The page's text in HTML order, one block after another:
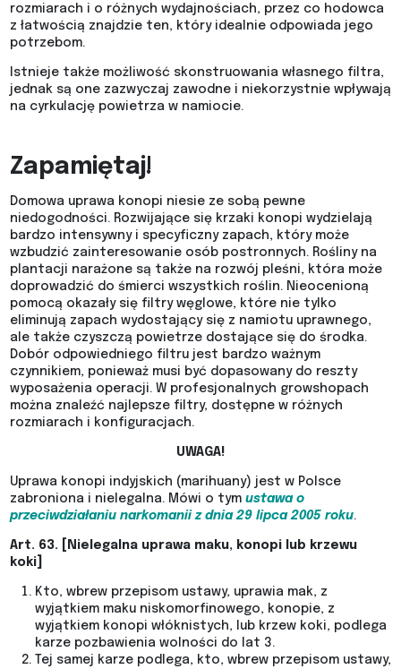
rozmiarach i o różnych wydajnościach, przez co hodowca
z łatwością znajdzie ten, który idealnie odpowiada jego
potrzebom.
Istnieje także możliwość skonstruowania własnego filtra,
jednak są one zazwyczaj zawodne i niekorzystnie wpływają
na cyrkulację powietrza w namiocie.
Zapamiętaj!
Domowa uprawa konopi niesie ze sobą pewne
niedogodności. Rozwijające się krzaki konopi wydzielają
bardzo intensywny i specyficzny zapach, który może
wzbudzić zainteresowanie osób postronnych. Rośliny na
plantacji narażone są także na rozwój pleśni, która może
doprowadzić do śmierci wszystkich roślin. Nieocenioną
pomocą okazały się filtry węglowe, które nie tylko
eliminują zapach wydostający się z namiotu uprawnego,
ale także czyszczą powietrze dostające się do środka.
Dobór odpowiedniego filtru jest bardzo ważnym
czynnikiem, ponieważ musi być dopasowany do reszty
wyposażenia operacji. W profesjonalnych growshopach
można znaleźć najlepsze filtry, dostępne w różnych
rozmiarach i konfiguracjach.
UWAGA!
Uprawa konopi indyjskich (marihuany) jest w Polsce
zabroniona i nielegalna. Mówi o tym ustawa o
przeciwdziałaniu narkomanii z dnia 29 lipca 2005 roku.
Art. 63. [Nielegalna uprawa maku, konopi lub krzewu
koki]
Kto, wbrew przepisom ustawy, uprawia mak, z
wyjątkiem maku niskomorfinowego, konopie, z
wyjątkiem konopi włóknistych, lub krzew koki, podlega
karze pozbawienia wolności do lat 3.
Tej samej karze podlega, kto, wbrew przepisom ustawy,